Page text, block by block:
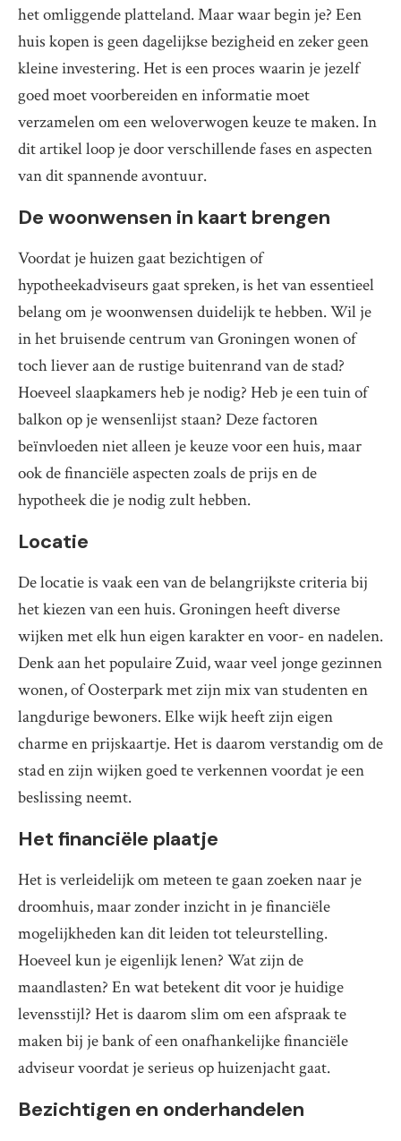
het omliggende platteland. Maar waar begin je? Een
huis kopen is geen dagelijkse bezigheid en zeker geen
kleine investering. Het is een proces waarin je jezelf
goed moet voorbereiden en informatie moet
verzamelen om een weloverwogen keuze te maken. In
dit artikel loop je door verschillende fases en aspecten
van dit spannende avontuur.
De woonwensen in kaart brengen
Voordat je huizen gaat bezichtigen of
hypotheekadviseurs gaat spreken, is het van essentieel
belang om je woonwensen duidelijk te hebben. Wil je
in het bruisende centrum van Groningen wonen of
toch liever aan de rustige buitenrand van de stad?
Hoeveel slaapkamers heb je nodig? Heb je een tuin of
balkon op je wensenlijst staan? Deze factoren
beïnvloeden niet alleen je keuze voor een huis, maar
ook de financiële aspecten zoals de prijs en de
hypotheek die je nodig zult hebben.
Locatie
De locatie is vaak een van de belangrijkste criteria bij
het kiezen van een huis. Groningen heeft diverse
wijken met elk hun eigen karakter en voor- en nadelen.
Denk aan het populaire Zuid, waar veel jonge gezinnen
wonen, of Oosterpark met zijn mix van studenten en
langdurige bewoners. Elke wijk heeft zijn eigen
charme en prijskaartje. Het is daarom verstandig om de
stad en zijn wijken goed te verkennen voordat je een
beslissing neemt.
Het financiële plaatje
Het is verleidelijk om meteen te gaan zoeken naar je
droomhuis, maar zonder inzicht in je financiële
mogelijkheden kan dit leiden tot teleurstelling.
Hoeveel kun je eigenlijk lenen? Wat zijn de
maandlasten? En wat betekent dit voor je huidige
levensstijl? Het is daarom slim om een afspraak te
maken bij je bank of een onafhankelijke financiële
adviseur voordat je serieus op huizenjacht gaat.
Bezichtigen en onderhandelen